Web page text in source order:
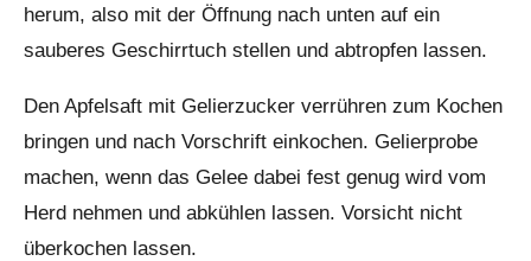
herum, also mit der Öffnung nach unten auf ein
sauberes Geschirrtuch stellen und abtropfen lassen.
Den Apfelsaft mit Gelierzucker verrühren zum Kochen
bringen und nach Vorschrift einkochen. Gelierprobe
machen, wenn das Gelee dabei fest genug wird vom
Herd nehmen und abkühlen lassen. Vorsicht nicht
überkochen lassen.